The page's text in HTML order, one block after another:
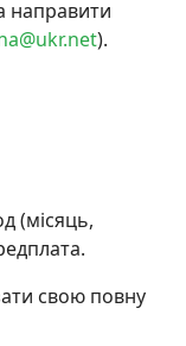
направити
).
(місяць,
свою повну